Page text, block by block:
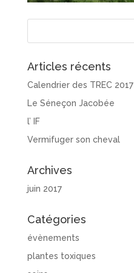
Articles récents
Calendrier des TREC 2017
Le Séneçon Jacobée
l’ IF
Vermifuger son cheval
Archives
juin 2017
Catégories
évènements
plantes toxiques